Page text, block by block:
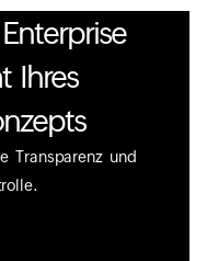
Ihres
Transparenz und